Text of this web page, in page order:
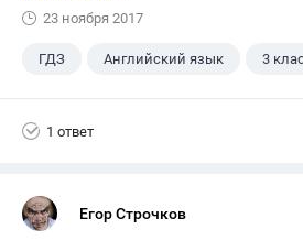
23 ноября 2017
ГДЗ Английский язык 3
1 ответ
Егор Строчков